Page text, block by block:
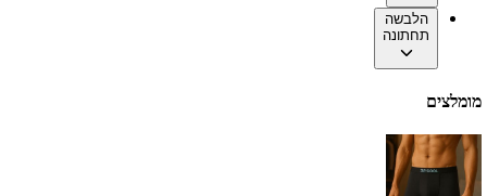
הלבשה
תחתונה
מומלצים